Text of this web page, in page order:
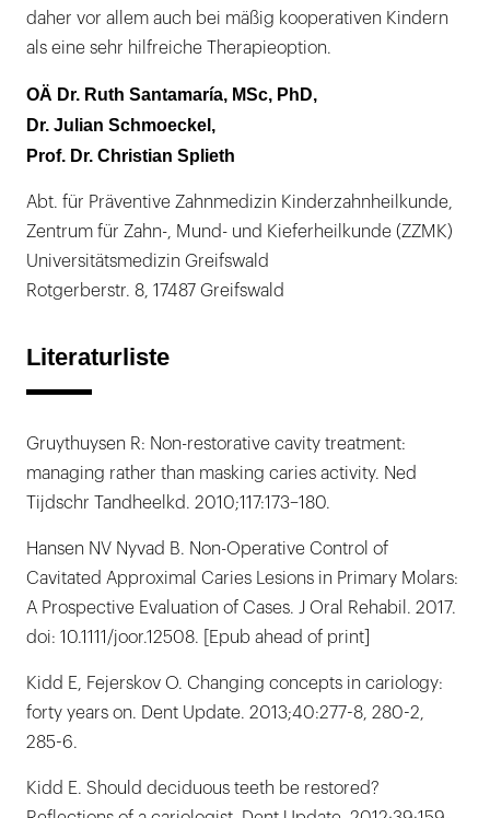
daher vor allem auch bei mäßig kooperativen Kindern
als eine sehr hilfreiche Therapieoption.
OÄ Dr. Ruth Santamaría, MSc, PhD,
Dr. Julian Schmoeckel,
Prof. Dr. Christian Splieth
Abt. für Präventive Zahnmedizin Kinderzahnheilkunde,
Zentrum für Zahn-, Mund- und Kieferheilkunde (ZZMK)
Universitätsmedizin Greifswald
Rotgerberstr. 8, 17487 Greifswald
Literaturliste
Gruythuysen R: Non-restorative cavity treatment:
managing rather than masking caries activity. Ned
Tijdschr Tandheelkd. 2010;117:173–180.
Hansen NV Nyvad B. Non-Operative Control of
Cavitated Approximal Caries Lesions in Primary Molars:
A Prospective Evaluation of Cases. J Oral Rehabil. 2017.
doi: 10.1111/joor.12508. [Epub ahead of print]
Kidd E, Fejerskov O. Changing concepts in cariology:
forty years on. Dent Update. 2013;40:277-8, 280-2,
285-6.
Kidd E. Should deciduous teeth be restored?